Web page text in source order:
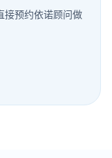
接预约依诺顾问做